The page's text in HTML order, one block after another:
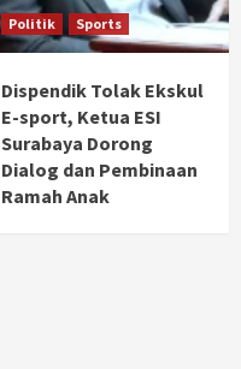
Politik Sports
Dispendik Tolak Ekskul
E-sport, Ketua ESI
Surabaya Dorong
Dialog dan Pembinaan
Ramah Anak